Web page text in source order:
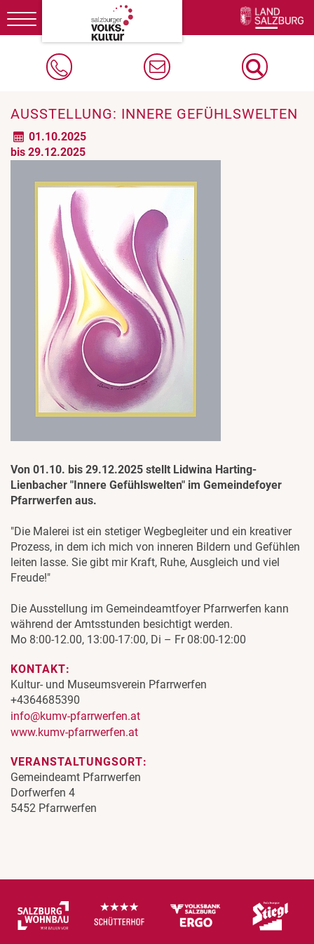
Toggle
navigation
AUSSTELLUNG: INNERE GEFÜHLSWELTEN
01.10.2025
bis 29.12.2025
Von 01.10. bis 29.12.2025 stellt Lidwina Harting-
Lienbacher "Innere Gefühlswelten" im Gemeindefoyer
Pfarrwerfen aus.
"Die Malerei ist ein stetiger Wegbegleiter und ein kreativer
Prozess, in dem ich mich von inneren Bildern und Gefühlen
leiten lasse. Sie gibt mir Kraft, Ruhe, Ausgleich und viel
Freude!"
Die Ausstellung im Gemeindeamtfoyer Pfarrwerfen kann
während der Amtsstunden besichtigt werden.
Mo 8:00-12.00, 13:00-17:00, Di – Fr 08:00-12:00
KONTAKT:
Kultur- und Museumsverein Pfarrwerfen
+4364685390
info@kumv-pfarrwerfen.at
www.kumv-pfarrwerfen.at
VERANSTALTUNGSORT:
Gemeindeamt Pfarrwerfen
Dorfwerfen 4
5452 Pfarrwerfen